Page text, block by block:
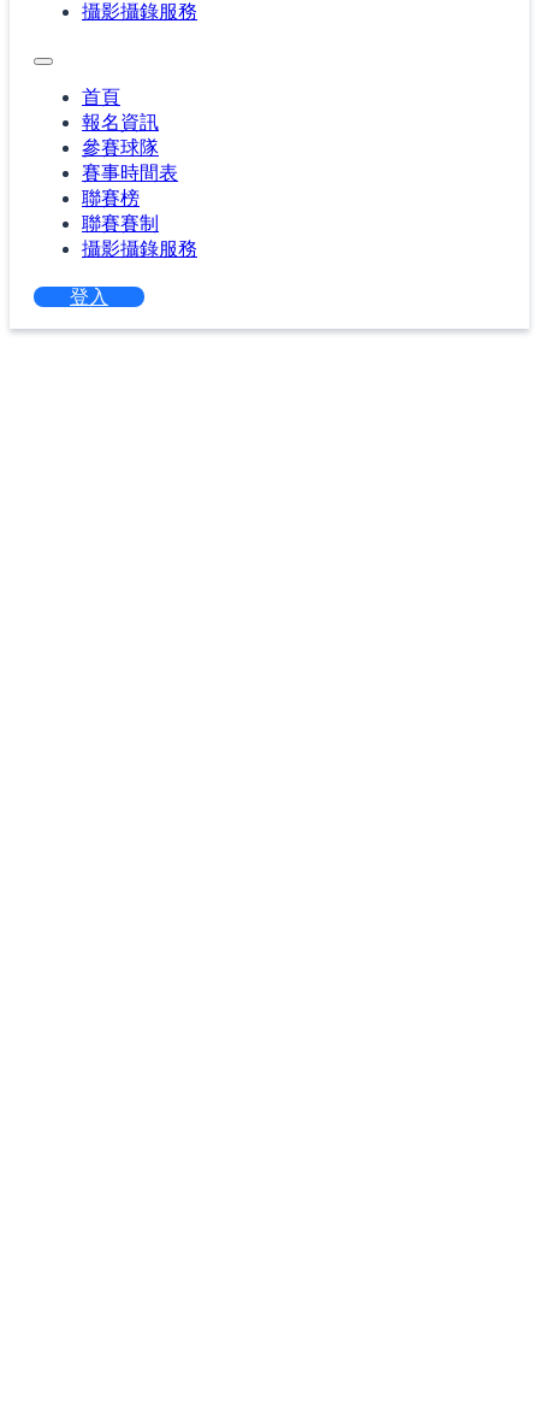
攝影攝錄服務
首頁
報名資訊
參賽球隊
賽事時間表
聯賽榜
聯賽賽制
攝影攝錄服務
登入